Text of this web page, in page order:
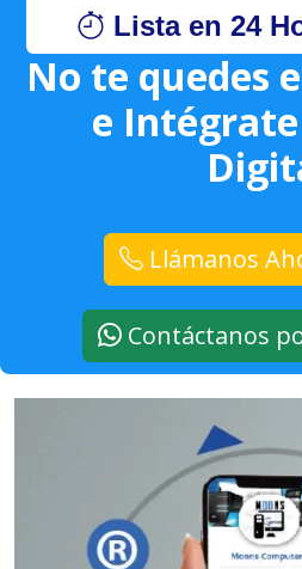
Lista en 24
No te quedes
e Intégrate
Llámanos
Contáctanos